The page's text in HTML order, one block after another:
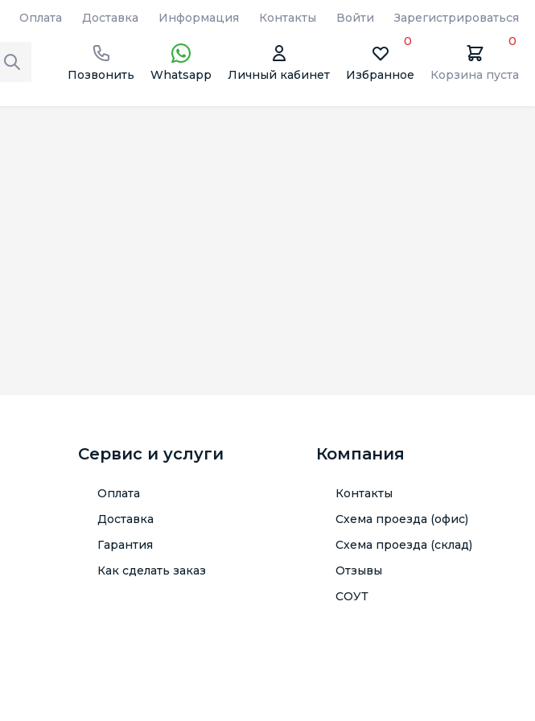
Оплата Доставка Информация Контакты Войти Зарегистрироваться
Позвонить Whatsapp Личный кабинет Избранное
0
Корзина пуста
0
Сервис и услуги
Оплата
Доставка
Гарантия
Как сделать заказ
Компания
Контакты
Схема проезда (офис)
Схема проезда (склад)
Отзывы
СОУТ